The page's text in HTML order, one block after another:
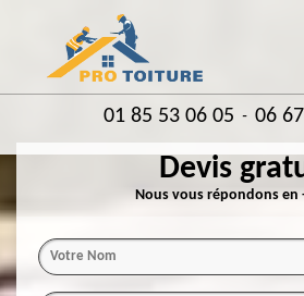
01 85 53 06 05 - 06
Devis
Nous vous répondons en